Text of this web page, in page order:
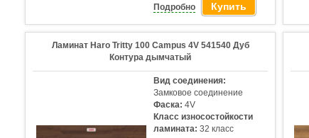
Подробно Купить
Ламинат Haro Tritty 100 Campus 4V 541540 Дуб
Контура дымчатый
Вид соединения:
Замковое соединение
Фаска: 4V
Класс износостойкости
ламината: 32 класс